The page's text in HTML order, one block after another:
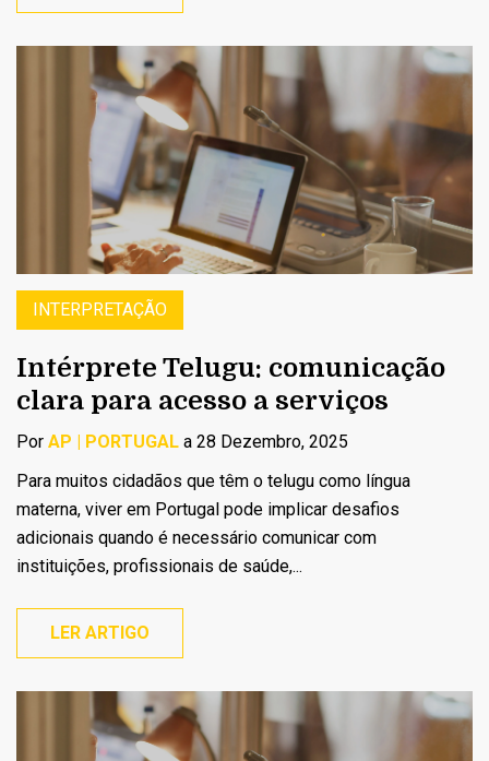
INTERPRETAÇÃO
Intérprete Telugu: comunicação
clara para acesso a serviços
Por AP | PORTUGAL a 28 Dezembro, 2025
Para muitos cidadãos que têm o telugu como língua
materna, viver em Portugal pode implicar desafios
adicionais quando é necessário comunicar com
instituições, profissionais de saúde,...
LER ARTIGO